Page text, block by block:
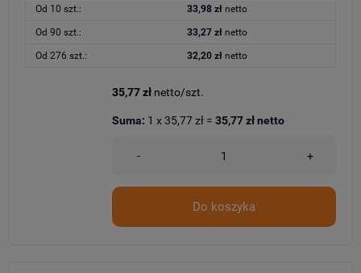
Od 10 szt.: 33,98 złnetto
Od 90 szt.: 33,27 złnetto
Od 276 szt.: 32,20 złnetto
35,77 zł netto/szt.
- +
Do koszyka
Suma: 1 x35,77 zł = 35,77 złnetto